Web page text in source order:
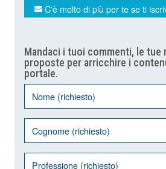
C'è molto di più per te se ti
Mandaci i tuoi commenti, le tue
proposte per arricchire i
portale.